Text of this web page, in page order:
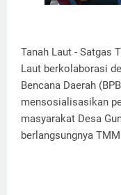
Tanah Laut - Satgas
Laut berkolaborasi
Bencana Daerah
mensosialisasikan
masyarakat Desa
berlangsungnya